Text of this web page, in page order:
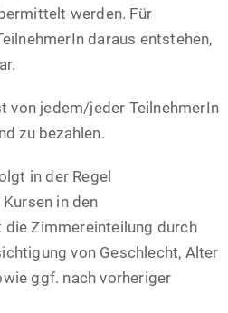
werden. Für
daraus entstehen,
von jedem/jeder TeilnehmerIn
zu bezahlen.
in der Regel
in den
Zimmereinteilung durch
von Geschlecht, Alter
ggf. nach vorheriger